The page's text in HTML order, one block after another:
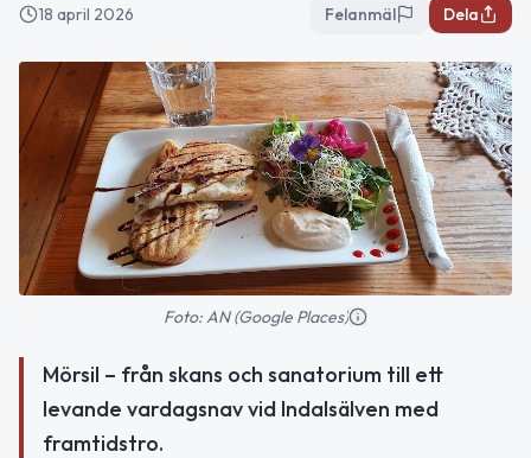
18 april 2026 Felanmäl Dela
Foto: AN (Google Places)
Mörsil – från skans och sanatorium till ett
levande vardagsnav vid Indalsälven med
framtidstro.